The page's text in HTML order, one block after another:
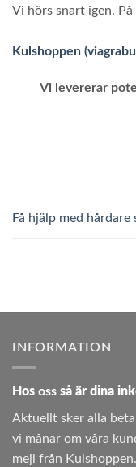
Vi hörs snart igen. På
Kulshoppen
Vi levererar
Få hjälp med hårdare
INFORMATION
Hos oss så är dina
Aktuellt sker alla
vi månar om våra
mejl från